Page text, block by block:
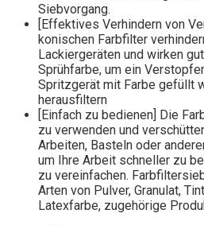
Siebvorgang.
[Effektives Verhindern von
konischen Farbfilter
Lackiergeräten und wirken
Sprühfarbe, um ein
Spritzgerät mit Farbe gefüllt
herausfiltern
[Einfach zu bedienen] Die
zu verwenden und
Arbeiten, Basteln oder
um Ihre Arbeit schneller zu
zu vereinfachen.
Arten von Pulver, Granulat,
Latexfarbe, zugehörige